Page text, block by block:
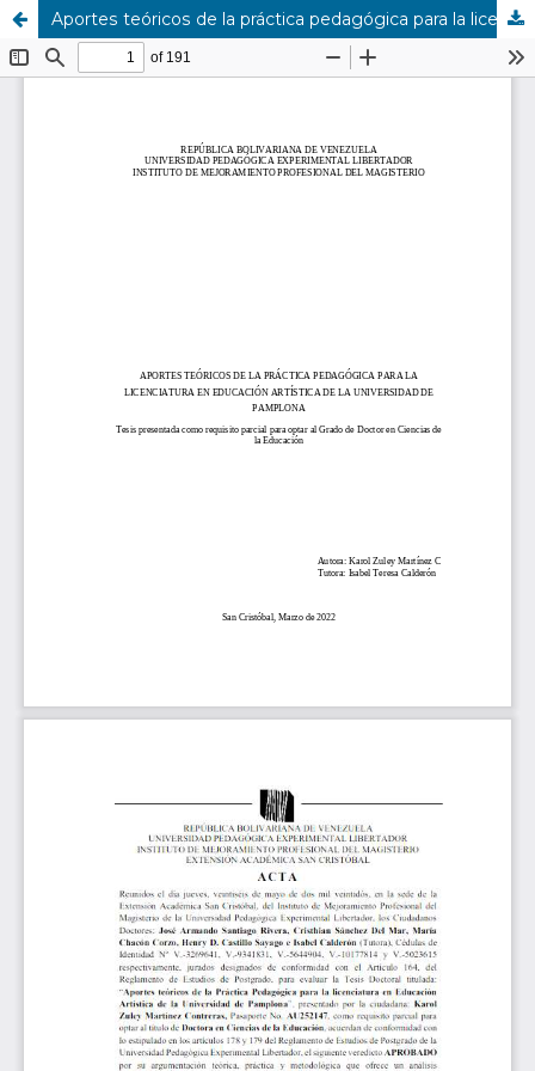
Aportes teóricos de la práctica pedagógica para la licenciatura en educación artística de la universidad de PAMPLONA